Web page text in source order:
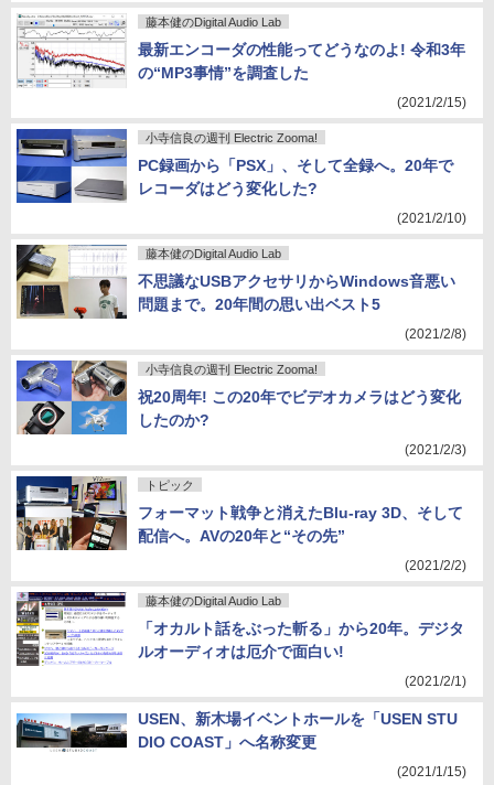
藤本健のDigital Audio Lab
最新エンコーダの性能ってどうなのよ! 令和3年
の“MP3事情”を調査した
(2021/2/15)
小寺信良の週刊 Electric Zooma!
PC録画から「PSX」、そして全録へ。20年で
レコーダはどう変化した?
(2021/2/10)
藤本健のDigital Audio Lab
不思議なUSBアクセサリからWindows音悪い
問題まで。20年間の思い出ベスト5
(2021/2/8)
小寺信良の週刊 Electric Zooma!
祝20周年! この20年でビデオカメラはどう変化
したのか?
(2021/2/3)
トピック
フォーマット戦争と消えたBlu-ray 3D、そして
配信へ。AVの20年と“その先”
(2021/2/2)
藤本健のDigital Audio Lab
「オカルト話をぶった斬る」から20年。デジタ
ルオーディオは厄介で面白い!
(2021/2/1)
USEN、新木場イベントホールを「USEN STU
DIO COAST」へ名称変更
(2021/1/15)